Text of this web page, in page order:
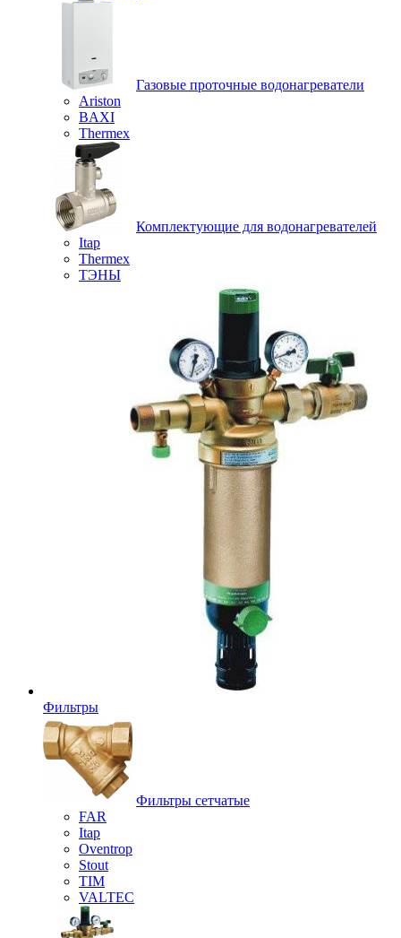
Газовые проточные водонагреватели
Ariston
BAXI
Thermex
Комплектующие для водонагревателей
Itap
Thermex
ТЭНЫ
Фильтры
Фильтры сетчатые
FAR
Itap
Oventrop
Stout
TIM
VALTEC